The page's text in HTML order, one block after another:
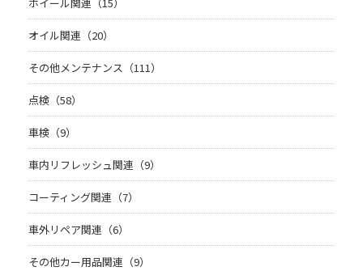
オイル関連（20）
その他メンテナンス（111）
点検（58）
車検（9）
車内リフレッシュ関連（9）
コーティング関連（7）
車外リペア関連（6）
その他カー用品関連（9）